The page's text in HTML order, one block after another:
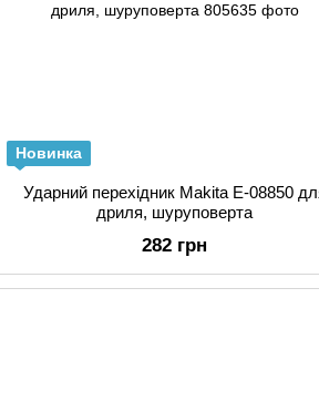
Новинка
Ударний перехідник Makita E-08850
дриля, шуруповерта
282 грн